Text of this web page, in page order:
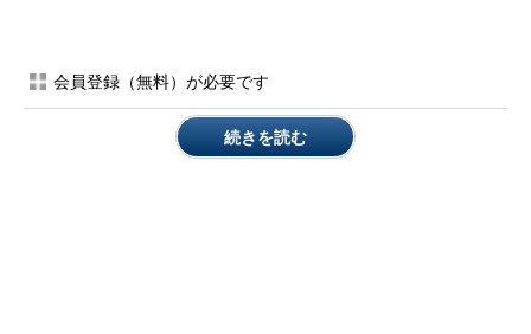
Get early access to the newest Azure portal
features［英語］（Microsoft Azure）
会員登録（無料）が必要です
続きを読む